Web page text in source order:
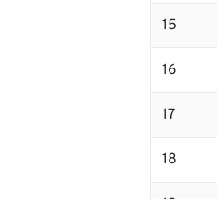
15
16
17
18